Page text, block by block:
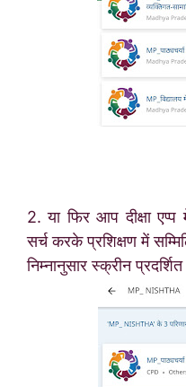
2. या फिर आप दीक्षा एप्प
सर्च करके प्रशिक्षणमें
निम्नानुसार स्क्रीन प्रदर्शित